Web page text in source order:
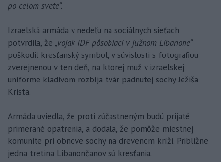
po celom svete“.
Izraelská armáda v nedeľu na sociálnych sieťach
potvrdila, že „vojak IDF pôsobiaci v južnom Libanone“
poškodil kresťanský symbol, v súvislosti s fotografiou
zverejnenou v ten deň, na ktorej muž v izraelskej
uniforme kladivom rozbíja tvár padnutej sochy Ježiša
Krista.
Armáda uviedla, že proti zúčastneným budú prijaté
primerané opatrenia, a dodala, že pomôže miestnej
komunite pri obnove sochy na drevenom kríži. Približne
jedna tretina Libanončanov sú kresťania.